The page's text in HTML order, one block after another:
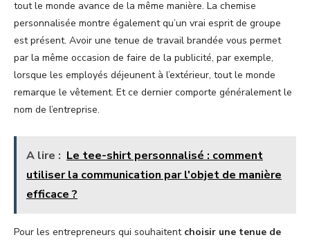
tout le monde avance de la même manière. La chemise
personnalisée montre également qu’un vrai esprit de groupe
est présent. Avoir une tenue de travail brandée vous permet
par la même occasion de faire de la publicité, par exemple,
lorsque les employés déjeunent à l’extérieur, tout le monde
remarque le vêtement. Et ce dernier comporte généralement le
nom de l’entreprise.
A lire : Le tee-shirt personnalisé : comment
utiliser la communication par l'objet de manière
efficace ?
Pour les entrepreneurs qui souhaitent choisir une tenue de